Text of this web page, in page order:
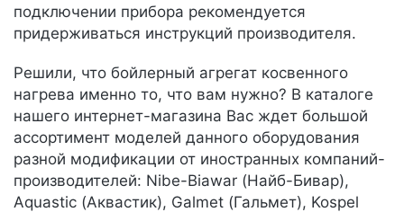
подключении прибора рекомендуется
придерживаться инструкций производителя.
Решили, что бойлерный агрегат косвенного
нагрева именно то, что вам нужно? В каталоге
нашего интернет-магазина Вас ждет большой
ассортимент моделей данного оборудования
разной модификации от иностранных компаний-
производителей: Nibe-Biawar (Найб-Бивар),
Aquastic (Аквастик), Galmet (Гальмет), Kospel